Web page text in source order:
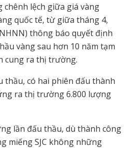
lệch giữa giá vàng
quốc tế, từ giữa tháng 4,
thông báo quyết định
vàng sau hơn 10 năm tạm
cung ra thị trường.
thầu, có hai phiên đấu thành
ra thị trường 6.800 lượng
lần đấu thầu, dù thành công
miếng SJC không những